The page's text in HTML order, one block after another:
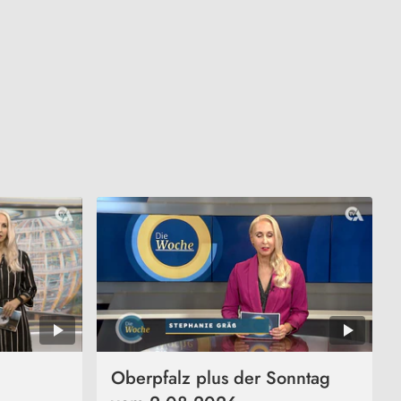
Oberpfalz plus der Sonntag